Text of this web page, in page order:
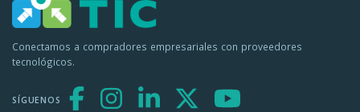
Conectamos a compradores empresariales con proveedores
tecnológicos.
SÍGUENOS